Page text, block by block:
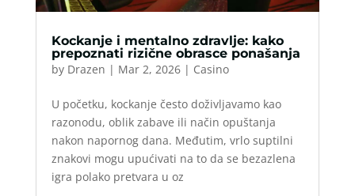
Kockanje i mentalno zdravlje: kako
prepoznati rizične obrasce ponašanja
by Drazen | Mar 2, 2026| Casino
U početku, kockanje često doživljavamo kao
razonodu, oblik zabave ili način opuštanja
nakon napornog dana. Međutim, vrlo suptilni
znakovi mogu upućivati na to da se bezazlena
igra polako pretvara u oz